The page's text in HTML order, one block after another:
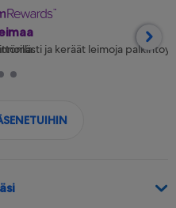
ja keräät leimoja
